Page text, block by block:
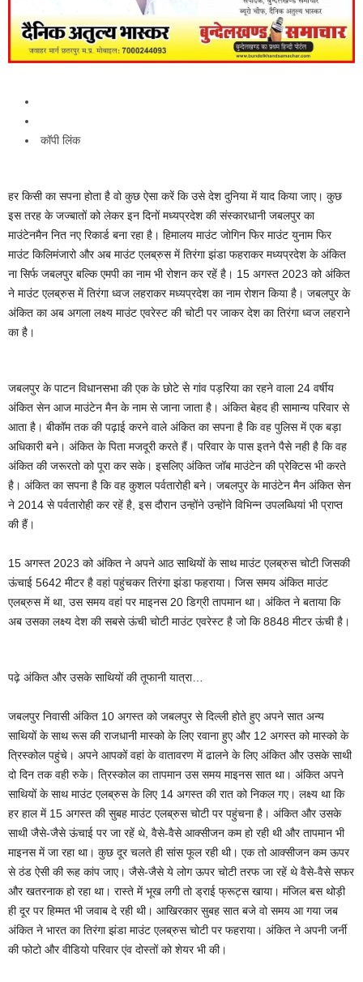
कॉपी लिंक
हर किसी का सपना होता है वो कुछ ऐसा करें कि उसे देश दुनिया में याद किया जाए। कुछ
इस तरह के जज्बातों को लेकर इन दिनों मध्यप्रदेश की संस्कारधानी जबलपुर का
माउंटेनमैन नित नए रिकार्ड बना रहा है। हिमालय माउंट जोगिन फिर माउंट युनाम फिर
माउंट किलिमंजारो और अब माउंट एलब्रुस में तिरंगा झंडा फहराकर मध्यप्रदेश के अंकित
ना सिर्फ जबलपुर बल्कि एमपी का नाम भी रोशन कर रहें है। 15 अगस्त 2023 को अंकित
ने माउंट एलब्रुस में तिरंगा ध्वज लहराकर मध्यप्रदेश का नाम रोशन किया है। जबलपुर के
अंकित का अब अगला लक्ष्य माउंट एवरेस्ट की चोटी पर जाकर देश का तिरंगा ध्वज लहराने
का है।
जबलपुर के पाटन विधानसभा की एक के छोटे से गांव पड़रिया का रहने वाला 24 वर्षीय
अंकित सेन आज माउंटेन मैन के नाम से जाना जाता है। अंकित बेहद ही सामान्य परिवार से
आता है। बीकॉम तक की पढ़ाई करने वाले अंकित का सपना है कि वह पुलिस में एक बड़ा
अधिकारी बने। अंकित के पिता मजदूरी करते हैं। परिवार के पास इतने पैसे नही है कि वह
अंकित की जरूरतो को पूरा कर सके। इसलिए अंकित जॉब माउंटेन की प्रेक्टिस भी करते
है। अंकित का सपना है कि वह कुशल पर्वतारोही बने। जबलपुर के माउंटेन मैन अंकित सेन
ने 2014 से पर्वतारोही कर रहें है, इस दौरान उन्होंने उन्होंने विभिन्न उपलब्धियां भी प्राप्त
की हैं।
15 अगस्त 2023 को अंकित ने अपने आठ साथियों के साथ माउंट एलब्रुस चोटी जिसकी
ऊंचाई 5642 मीटर है वहां पहुंचकर तिरंगा झंडा फहराया। जिस समय अंकित माउंट
एलब्रुस में था, उस समय वहां पर माइनस 20 डिग्री तापमान था। अंकित ने बताया कि
अब उसका लक्ष्य देश की सबसे ऊंची चोटी माउंट एवरेस्ट है जो कि 8848 मीटर ऊंची है।
पढ़े अंकित और उसके साथियों की तूफानी यात्रा…
जबलपुर निवासी अंकित 10 अगस्त को जबलपुर से दिल्ली होते हुए अपने सात अन्य
साथियों के साथ रूस की राजधानी मास्को के लिए रवाना हुए और 12 अगस्त को मास्को के
त्रिस्कोल पहुंचे। अपने आपकों वहां के वातावरण में ढालने के लिए अंकित और उसके साथी
दो दिन तक वही रुके। त्रिस्कोल का तापमान उस समय माइनस सात था। अंकित अपने
साथियों के साथ माउंट एलब्रुस के लिए 14 अगस्त की रात को निकल गए। लक्ष्य था कि
हर हाल में 15 अगस्त की सुबह माउंट एलब्रुस चोटी पर पहुंचना है। अंकित और उसके
साथी जैसे-जैसे ऊंचाई पर जा रहें थे, वैसे-वैसे आक्सीजन कम हो रही थी और तापमान भी
माइनस में जा रहा था। कुछ दूर चलते ही सांस फूल रही थी। एक तो आक्सीजन कम ऊपर
से ठंड ऐसी की रूह कांप जाए। जैसे-जैसे ये लोग ऊपर चोटी तरफ जा रहें थे वैसे-वैसे सफर
और खतरनाक हो रहा था। रास्ते में भूख लगी तो ड्राई फ्रूट्स खाया। मंजिल बस थोड़ी
ही दूर पर हिम्मत भी जवाब दे रही थी। आखिरकार सुबह सात बजे वो समय आ गया जब
अंकित ने भारत का तिरंगा झंडा माउंट एलब्रुस चोटी पर फहराया। अंकित ने अपनी जर्नी
की फोटो और वीडियो परिवार एंव दोस्तों को शेयर भी की।